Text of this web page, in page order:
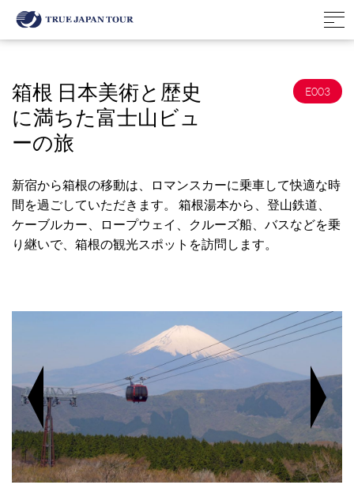
箱根 日本美術と歴史
に満ちた富士山ビュ
ーの旅
E003
新宿から箱根の移動は、ロマンスカーに乗車して快適な時
間を過ごしていただきます。 箱根湯本から、登山鉄道、
ケーブルカー、ロープウェイ、クルーズ船、バスなどを乗
り継いで、箱根の観光スポットを訪問します。